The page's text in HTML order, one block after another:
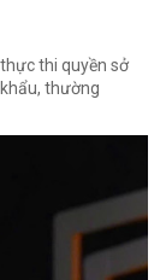
thi quyền sở
thường